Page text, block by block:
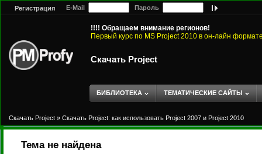
Регистрация E-Mail Пароль
!!!! Обращаем внимание регионов!
Первый курс по MS Project 2010 в он-лайн
Скачать Project
БИБЛИОТЕКА ТЕМАТИЧЕСКИЕ САЙТЫ
Скачать Project » Скачать Project: как использовать Project 2007 и Project 2010
Тема не найдена